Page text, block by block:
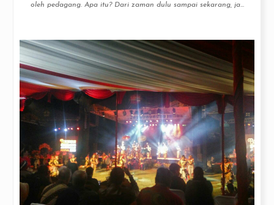
oleh pedagang. Apa itu? Dari zaman dulu sampai sekarang, ja...